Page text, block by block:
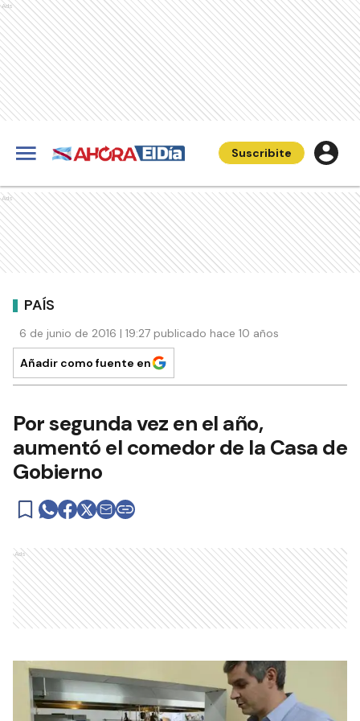
Ads
Suscribite
Ads
PAÍS
6 de junio de 2016 | 19:27 publicado hace 10 años
Añadir como fuente en
Por segunda vez en el año,
aumentó el comedor de la Casa de
Gobierno
Ads